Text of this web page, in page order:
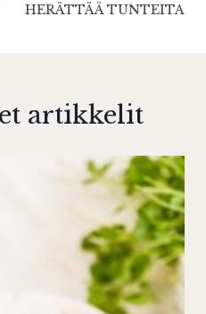
HERÄTTÄÄ TUNTEITA
artikkelit